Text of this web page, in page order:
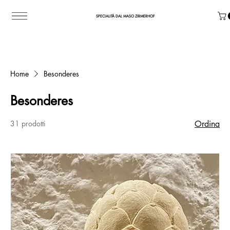
SPECIALITÀ DAL MASO ZIRMERHOF
Home Besonderes
Besonderes
31 prodotti Ordina